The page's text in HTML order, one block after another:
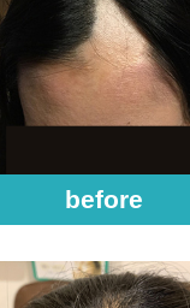
before